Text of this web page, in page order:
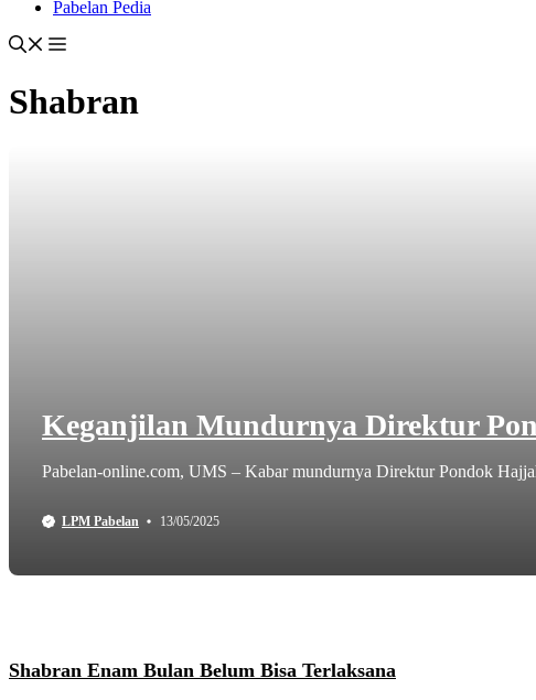
Pabelan Pedia
Shabran
Keganjilan Mundurnya Direktur
Pabelan-online.com, UMS – Kabar mundurnya Direktur Pondok
LPM Pabelan 13/05/2025
Shabran Enam Bulan Belum Bisa Terlaksana